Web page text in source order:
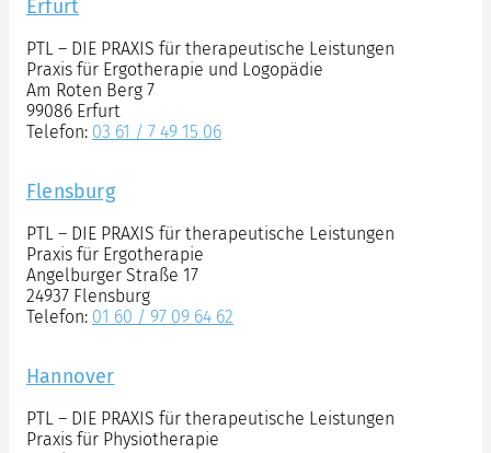
Erfurt
PTL – DIE PRAXIS für therapeutische Leistungen
Praxis für Ergotherapie und Logopädie
Am Roten Berg 7
99086 Erfurt
Telefon: 03 61 / 7 49 15 06
Flensburg
PTL – DIE PRAXIS für therapeutische Leistungen
Praxis für Ergotherapie
Angelburger Straße 17
24937 Flensburg
Telefon: 01 60 / 97 09 64 62
Hannover
PTL – DIE PRAXIS für therapeutische Leistungen
Praxis für Physiotherapie